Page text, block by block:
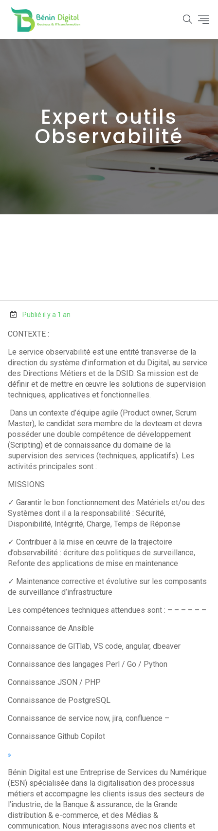
Expert outils
Observabilité
Publié il y a 1 an
CONTEXTE :
Le service observabilité est une entité transverse de la
direction du système d’information et du Digital, au service
des Directions Métiers et de la DSID. Sa mission est de
définir et de mettre en œuvre les solutions de supervision
techniques, applicatives et fonctionnelles.
Dans un contexte d’équipe agile (Product owner, Scrum
Master), le candidat sera membre de la devteam et devra
posséder une double compétence de développement
(Scripting) et de connaissance du domaine de la
supervision des services (techniques, applicatifs). Les
activités principales sont :
MISSIONS
✓ Garantir le bon fonctionnement des Matériels et/ou des
Systèmes dont il a la responsabilité : Sécurité,
Disponibilité, Intégrité, Charge, Temps de Réponse
✓ Contribuer à la mise en œuvre de la trajectoire
d’observabilité : écriture des politiques de surveillance,
Refonte des applications de mise en maintenance
✓ Maintenance corrective et évolutive sur les composants
de surveillance d’infrastructure
Les compétences techniques attendues sont : – – – – – –
Connaissance de Ansible
Connaissance de GITlab, VS code, angular, dbeaver
Connaissance des langages Perl / Go / Python
Connaissance JSON / PHP
Connaissance de PostgreSQL
Connaissance de service now, jira, confluence –
Connaissance Github Copilot
Bénin Digital est une Entreprise de Services du Numérique
(ESN) spécialisée dans la digitalisation des processus
métiers et accompagne les clients issus des secteurs de
l’industrie, de la Banque & assurance, de la Grande
distribution & e-commerce, et des Médias &
communication. Nous interagissons avec nos clients et